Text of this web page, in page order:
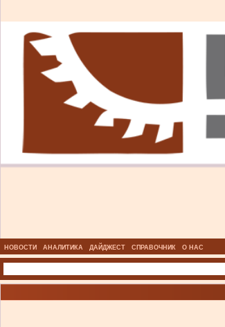
НОВОСТИ АНАЛИТИКА ДАЙДЖЕСТ СПРАВОЧНИК О НАС